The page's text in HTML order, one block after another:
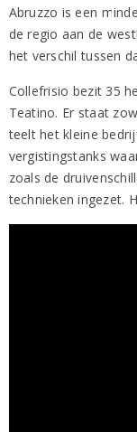
Abruzzo is een
de regio aan de
het verschil tussen
Collefrisio bezit 35
Teatino. Er staat
teelt het kleine
vergistingstanks
zoals de
technieken ingezet.